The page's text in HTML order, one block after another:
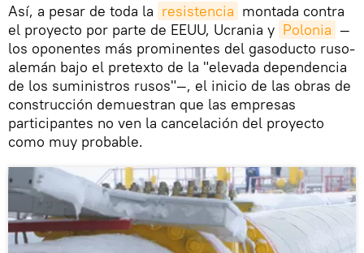
Así, a pesar de toda la resistencia montada contra
el proyecto por parte de EEUU, Ucrania y Polonia —
los oponentes más prominentes del gasoducto ruso-
alemán bajo el pretexto de la "elevada dependencia
de los suministros rusos"—, el inicio de las obras de
construcción demuestran que las empresas
participantes no ven la cancelación del proyecto
como muy probable.